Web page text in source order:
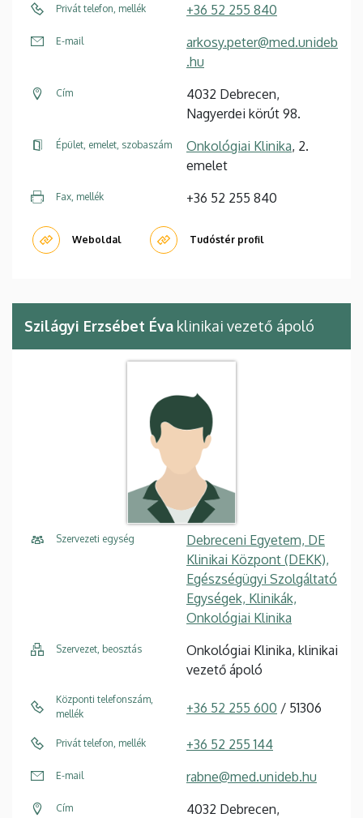
Privát telefon, mellék +36 52 255 840
E-mail
arkosy.peter@med.unideb
.hu
Cím
4032 Debrecen,
Nagyerdei körút 98.
Épület, emelet, szobaszám Onkológiai Klinika, 2.
emelet
Fax, mellék +36 52 255 840
Weboldal Tudóstér profil
Szilágyi Erzsébet Éva klinikai vezető ápoló
Szervezeti egység
Debreceni Egyetem, DE
Klinikai Központ (DEKK),
Egészségügyi Szolgáltató
Egységek, Klinikák,
Onkológiai Klinika
Szervezet, beosztás
Onkológiai Klinika, klinikai
vezető ápoló
Központi telefonszám,
mellék
+36 52 255 600 / 51306
Privát telefon, mellék +36 52 255 144
E-mail rabne@med.unideb.hu
Cím
4032 Debrecen,